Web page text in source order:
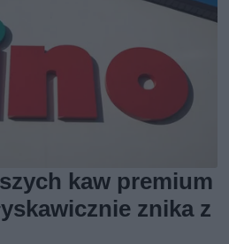
kaw premium
znika z